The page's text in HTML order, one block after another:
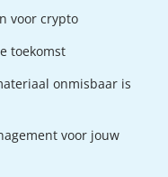
voor crypto
toekomst
onmisbaar is
voor jouw